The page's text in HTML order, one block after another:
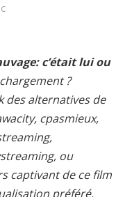
c’était lui ou
?
des alternatives de
cpasmieux,
ou
captivant de ce film
préféré.